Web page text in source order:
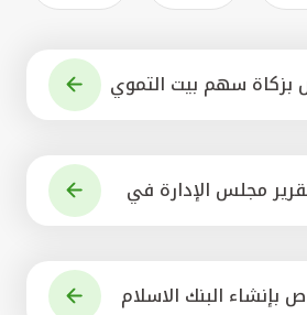
سهم بيت التموي
مجلس الإدارة في
بإنشاء البنك الاسلام